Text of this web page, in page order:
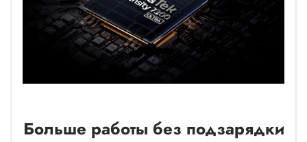
Больше работы без подзарядки